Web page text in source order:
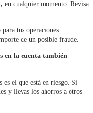
en cualquier momento. Revisa
para tus operaciones
de un posible fraude.
en la cuenta también
es el que está en riesgo. Si
y llevas los ahorros a otros